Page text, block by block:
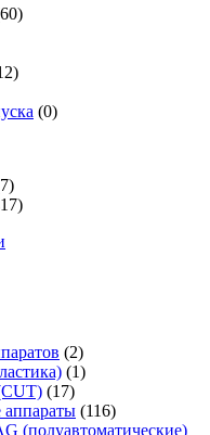
(0)
(2)
(1)
(17)
(116)
(полуавтоматические)